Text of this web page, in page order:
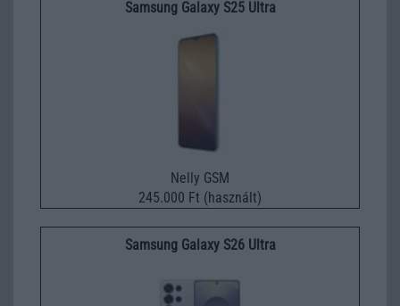
Samsung Galaxy S25 Ultra
Nelly GSM
245.000 Ft (használt)
Samsung Galaxy S26 Ultra